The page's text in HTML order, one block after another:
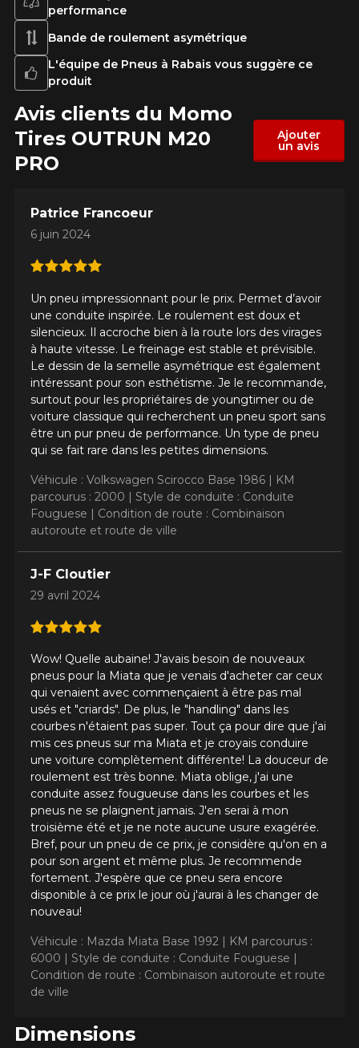
performance
Bande de roulement asymétrique
L'équipe de Pneus à Rabais vous suggère ce
produit
Avis clients du Momo
Tires OUTRUN M20
PRO
Ajouter
un avis
Patrice Francoeur
6 juin 2024
Un pneu impressionnant pour le prix. Permet d’avoir
une conduite inspirée. Le roulement est doux et
silencieux. Il accroche bien à la route lors des virages
à haute vitesse. Le freinage est stable et prévisible.
Le dessin de la semelle asymétrique est également
intéressant pour son esthétisme. Je le recommande,
surtout pour les propriétaires de youngtimer ou de
voiture classique qui recherchent un pneu sport sans
être un pur pneu de performance. Un type de pneu
qui se fait rare dans les petites dimensions.
Véhicule : Volkswagen Scirocco Base 1986 | KM
parcourus : 2000 | Style de conduite : Conduite
Fouguese | Condition de route : Combinaison
autoroute et route de ville
J-F Cloutier
29 avril 2024
Wow! Quelle aubaine! J'avais besoin de nouveaux
pneus pour la Miata que je venais d'acheter car ceux
qui venaient avec commençaient à être pas mal
usés et "criards". De plus, le "handling" dans les
courbes n'étaient pas super. Tout ça pour dire que j'ai
mis ces pneus sur ma Miata et je croyais conduire
une voiture complètement différente! La douceur de
roulement est très bonne. Miata oblige, j'ai une
conduite assez fougueuse dans les courbes et les
pneus ne se plaignent jamais. J'en serai à mon
troisième été et je ne note aucune usure exagérée.
Bref, pour un pneu de ce prix, je considère qu'on en a
pour son argent et même plus. Je recommende
fortement. J'espère que ce pneu sera encore
disponible à ce prix le jour où j'aurai à les changer de
nouveau!
Véhicule : Mazda Miata Base 1992 |
KM parcourus :
6000 | Style de conduite : Conduite Fouguese |
Condition de route : Combinaison autoroute et route
de ville
Dimensions
Note
1
2 3 4 5
Commentaire
présentement. Nous aimerions vous
aider à trouver le produit qu'il vous faut.
N'hésitez pas à contacter notre service
à la clientèle, qui se fera un plaisir de
rechercher des options pour votre
1-866-220-8025
*Attention cette dimension représente une possibilité
avant de commander.